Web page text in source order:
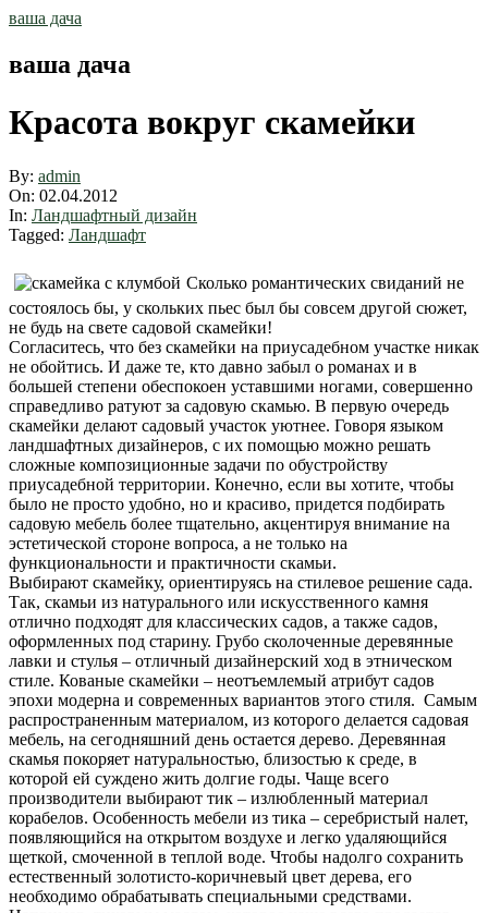
Skip
ваша дача
ваша дача
Красота вокруг скамейки
By: admin
On: 02.04.2012
In: Ландшафтный дизайн
Tagged: Ландшафт
Сколько романтических свиданий не
состоялось бы, у скольких пьес был бы совсем другой сюжет,
не будь на свете садовой скамейки!
Согласитесь, что без скамейки на приусадебном участке никак
не обойтись. И даже те, кто давно забыл о романах и в
большей степени обеспокоен уставшими ногами, совершенно
справедливо ратуют за садовую скамью. В первую очередь
скамейки делают садовый участок уютнее. Говоря языком
ландшафтных дизайнеров, с их помощью можно решать
сложные композиционные задачи по обустройству
приусадебной территории. Конечно, если вы хотите, чтобы
было не просто удобно, но и красиво, придется подбирать
садовую мебель более тщательно, акцентируя внимание на
эстетической стороне вопроса, а не только на
функциональности и практичности скамьи.
Выбирают скамейку, ориентируясь на стилевое решение сада.
Так, скамьи из натурального или искусственного камня
отлично подходят для классических садов, а также садов,
оформленных под старину. Грубо сколоченные деревянные
лавки и стулья – отличный дизайнерский ход в этническом
стиле. Кованые скамейки – неотъемлемый атрибут садов
эпохи модерна и современных вариантов этого стиля. Самым
распространенным материалом, из которого делается садовая
мебель, на сегодняшний день остается дерево. Деревянная
скамья покоряет натуральностью, близостью к среде, в
которой ей суждено жить долгие годы. Чаще всего
производители выбирают тик – излюбленный материал
корабелов. Особенность мебели из тика – серебристый налет,
появляющийся на открытом воздухе и легко удаляющийся
щеткой, смоченной в теплой воде. Чтобы надолго сохранить
естественный золотисто-коричневый цвет дерева, его
необходимо обрабатывать специальными средствами.